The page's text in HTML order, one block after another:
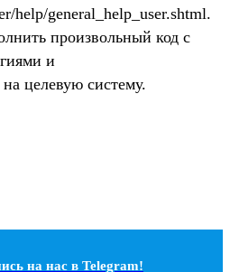
help/general_help_user.shtml.
произвольный код с
и
целевую систему.
на наc в Telegram!